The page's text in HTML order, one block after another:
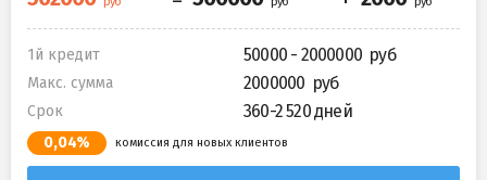
1й кредит 50000 - 2000000
Макс. сумма 2000000
Срок 360-2 520 дней
0,04% комиссия для новых клиентов